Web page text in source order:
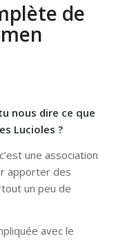
de
nous dire ce que
Lucioles ?
une association
apporter des
un peu de
avec le